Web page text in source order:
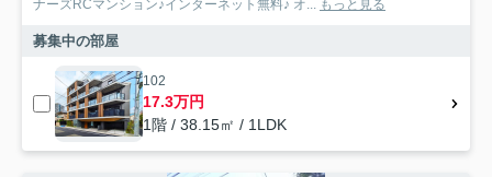
ナーズRCマンション♪インターネット無料♪ オ... もっと見る
募集中の部屋
102
17.3万円
1階 / 38.15㎡ / 1LDK